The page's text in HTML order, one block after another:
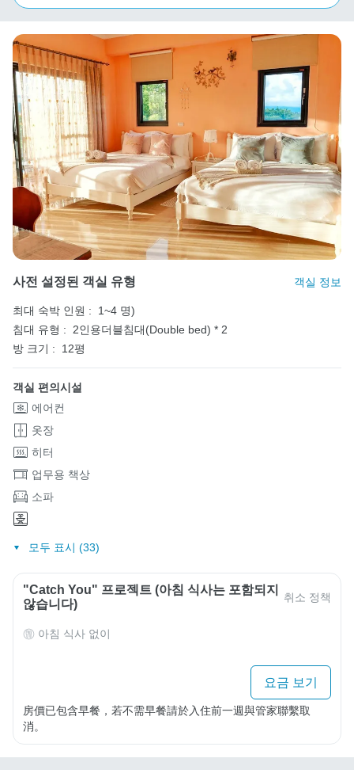
사전 설정된 객실 유형 객실 정보
최대 숙박 인원 :
1~4 명)
침대 유형 :
2인용더블침대(Double bed) * 2
방 크기 :
12평
객실 편의시설
에어컨
옷장
히터
업무용 책상
소파
모두 표시 (33)
"Catch You" 프로젝트 (아침 식사는 포함되지
않습니다)
취소 정책
아침 식사 없이
요금 보기
房價已包含早餐，若不需早餐請於入住前一週與管家聯繫取
消。